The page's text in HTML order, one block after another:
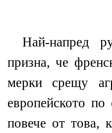
Най-напред
призна, че
мерки срещу
европейското
повече от това,